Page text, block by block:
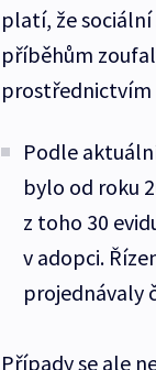
platí, že sociální
příběhům
prostřednictvím
Podle
bylo od roku
z toho 30
v adopci.
projednávaly
Případy se ale